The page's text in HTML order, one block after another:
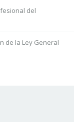
del
de la Ley General